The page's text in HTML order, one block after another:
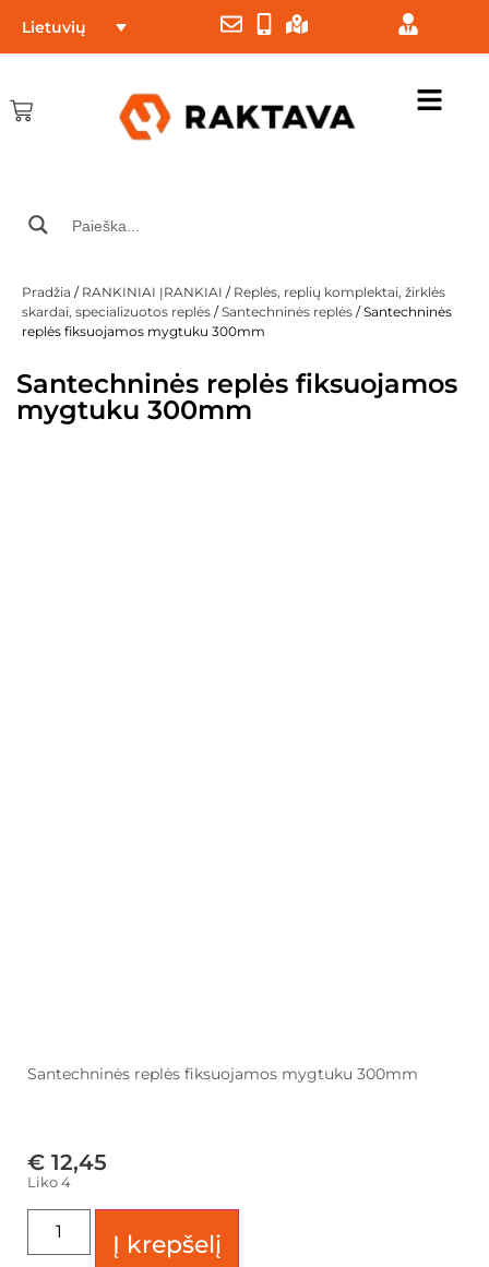
Lietuvių
Pradžia / RANKINIAI ĮRANKIAI / Replės, replių komplektai, žirklės
skardai, specializuotos replės /Santechninės replės / Santechninės
replės fiksuojamos mygtuku 300mm
Santechninės replės fiksuojamos
mygtuku 300mm
Santechninės replės fiksuojamos mygtuku 300mm
€ 12,45
Liko 4
Į krepšelį